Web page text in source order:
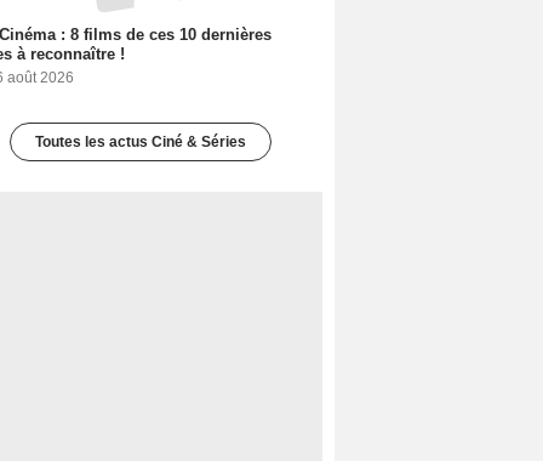
: 8 films de ces 10 dernières
à reconnaître !
août 2026
Toutes les actus Ciné & Séries